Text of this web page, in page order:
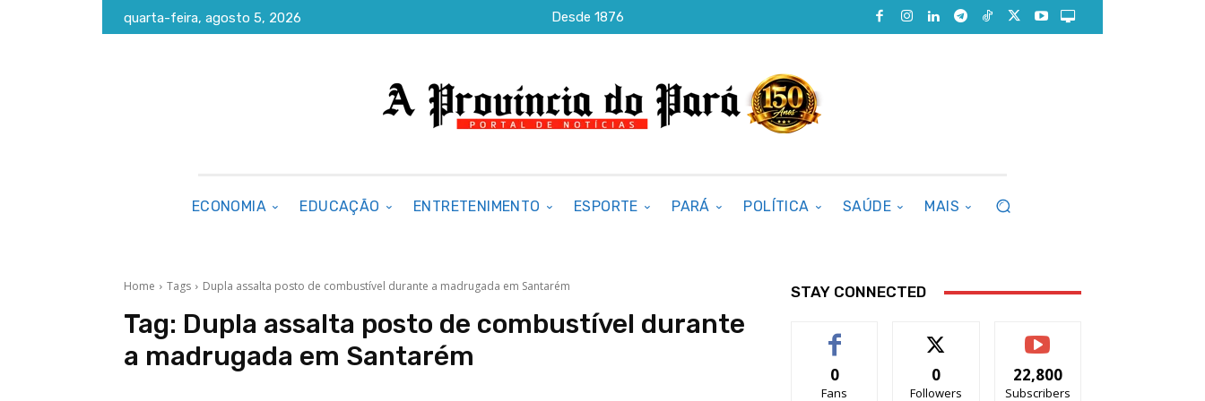
quarta-feira, agosto 5, 2026 Desde 1876
ECONOMIA EDUCAÇÃO ENTRETENIMENTO ESPORTE PARÁ POLÍTICA SAÚDE MAIS
Home Tags Dupla assalta posto de combustível durante a madrugada em Santarém
Tag: Dupla assalta posto de combustível durante
a madrugada em Santarém
STAY CONNECTED
0
Fans
0
Followers
22,800
Subscribers